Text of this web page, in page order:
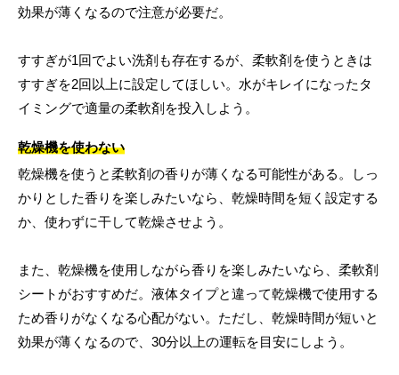
効果が薄くなるので注意が必要だ。
すすぎが1回でよい洗剤も存在するが、柔軟剤を使うときは
すすぎを2回以上に設定してほしい。水がキレイになったタ
イミングで適量の柔軟剤を投入しよう。
乾燥機を使わない
乾燥機を使うと柔軟剤の香りが薄くなる可能性がある。しっ
かりとした香りを楽しみたいなら、乾燥時間を短く設定する
か、使わずに干して乾燥させよう。
また、乾燥機を使用しながら香りを楽しみたいなら、柔軟剤
シートがおすすめだ。液体タイプと違って乾燥機で使用する
ため香りがなくなる心配がない。ただし、乾燥時間が短いと
効果が薄くなるので、30分以上の運転を目安にしよう。